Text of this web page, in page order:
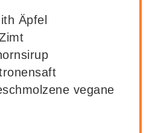
Äpfel
vegane